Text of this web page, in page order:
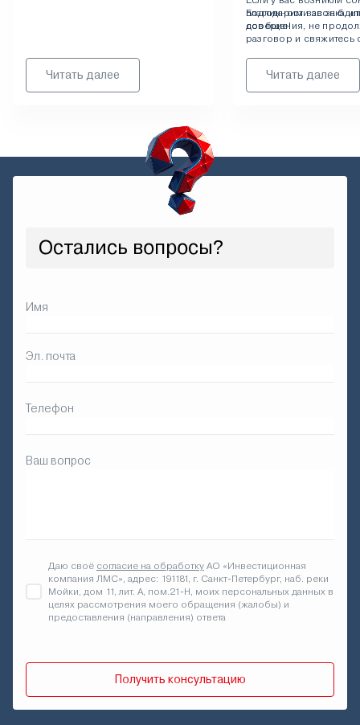
Читать далее
Благодарим вас за
доверие!
подлинности звонка
сообщения, не
разговор и свяжитесь
Читать далее
Остались вопросы?
Имя
Эл. почта
Телефон
Ваш вопрос
Даю своё согласие на обработку АО «Инвестиционная
компания ЛМС», адрес: 191181, г. Санкт-Петербург, наб. реки
Мойки, дом 11, лит. А, пом.21-Н, моих персональных данных в
целях рассмотрения моего обращения (жалобы) и
предоставления (направления) ответа
Получить консультацию